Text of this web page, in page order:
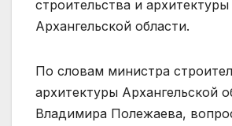
строительства и архитектуры
Архангельской области.
По словам министра
архитектуры Архангельской
Владимира Полежаева,